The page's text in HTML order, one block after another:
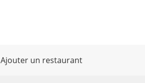
Ajouter un restaurant